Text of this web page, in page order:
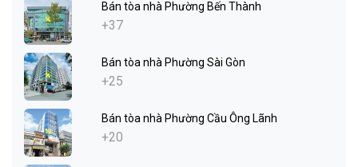
Bán tòa nhà Phường Bến Thành
+37
Bán tòa nhà Phường Sài Gòn
+25
Bán tòa nhà Phường Cầu Ông Lãnh
+20